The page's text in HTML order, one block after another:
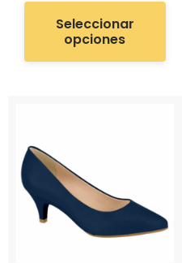
Seleccionar
opciones